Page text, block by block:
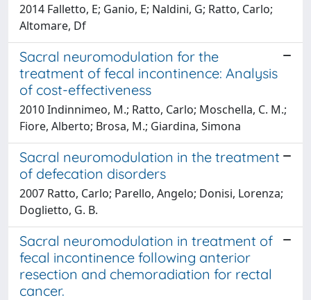
2014 Falletto, E; Ganio, E; Naldini, G; Ratto, Carlo;
Altomare, Df
Sacral neuromodulation for the
treatment of fecal incontinence: Analysis
of cost-effectiveness
2010 Indinnimeo, M.; Ratto, Carlo; Moschella, C. M.;
Fiore, Alberto; Brosa, M.; Giardina, Simona
Sacral neuromodulation in the treatment
of defecation disorders
2007 Ratto, Carlo; Parello, Angelo; Donisi, Lorenza;
Doglietto, G. B.
Sacral neuromodulation in treatment of
fecal incontinence following anterior
resection and chemoradiation for rectal
cancer.